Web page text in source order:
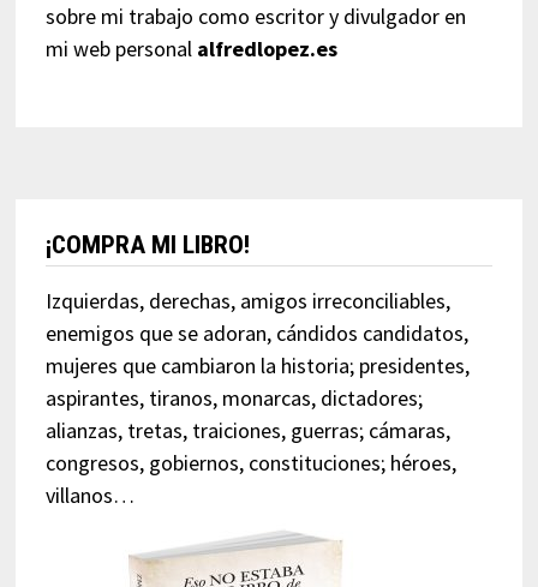
sobre mi trabajo como escritor y divulgador en
mi web personal alfredlopez.es
¡COMPRA MI LIBRO!
Izquierdas, derechas, amigos irreconciliables,
enemigos que se adoran, cándidos candidatos,
mujeres que cambiaron la historia; presidentes,
aspirantes, tiranos, monarcas, dictadores;
alianzas, tretas, traiciones, guerras; cámaras,
congresos, gobiernos, constituciones; héroes,
villanos…